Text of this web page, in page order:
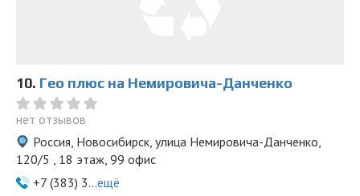
10. Гео плюс на Немировича-Данченко
нет отзывов
Россия, Новосибирск, улица Немировича-Данченко,
120/5 , 18 этаж, 99 офис
+7 (383) 3...ещё